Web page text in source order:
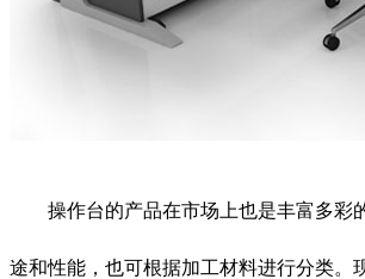
操作台的产品在市场上也是丰富多彩
途和性能，也可根据加工材料进行分类。